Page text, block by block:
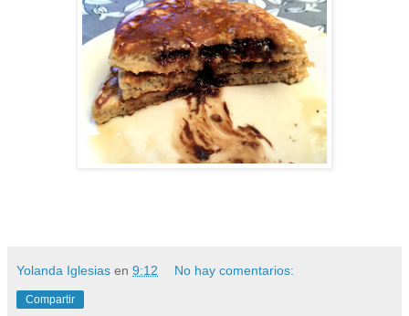
Yolanda Iglesias en 9:12 No hay comentarios:
Compartir